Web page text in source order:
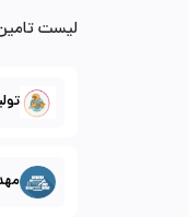
لیست تامین